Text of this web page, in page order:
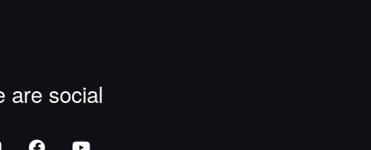
are social